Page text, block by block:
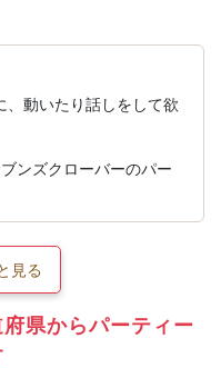
、動いたり話しをして欲
ンズクローバーのパー
見る
県からパーティー